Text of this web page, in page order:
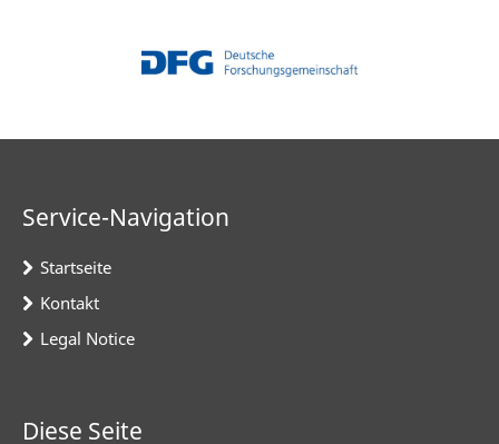
Service-Navigation
Startseite
Kontakt
Legal Notice
Diese Seite